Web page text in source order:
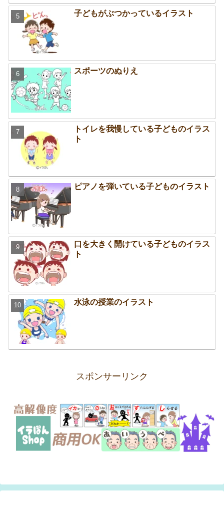
子どもがぶつかっているイラスト
スポーツのぬりえ
トイレを我慢している子どものイラス
ト
ピアノを弾いている子どものイラスト
口を大きく開けている子どものイラス
ト
水泳の授業のイラスト
スポンサーリンク